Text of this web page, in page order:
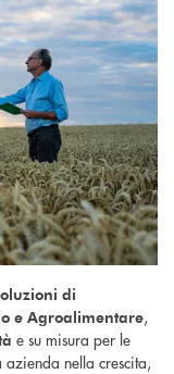
di
e Agroalimentare,
e su misura per le
nella crescita,